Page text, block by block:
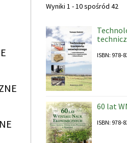
Wyniki 1 - 10 spośród 42
ISBN: 978-
60 lat
ISBN: 978-